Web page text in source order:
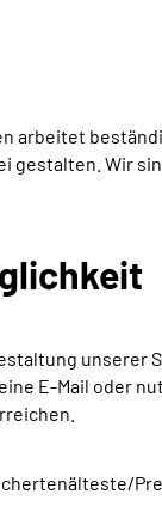
arbeitet
Wir
E-Mail oder